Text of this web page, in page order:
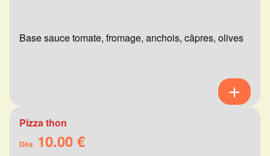
Base sauce tomate, fromage, anchois, câpres, olives
Pizza thon
Dès 10.00 €